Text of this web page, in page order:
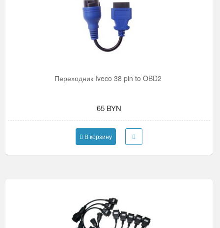
Переходник Iveco 38 pin to OBD2
65 BYN
В корзину